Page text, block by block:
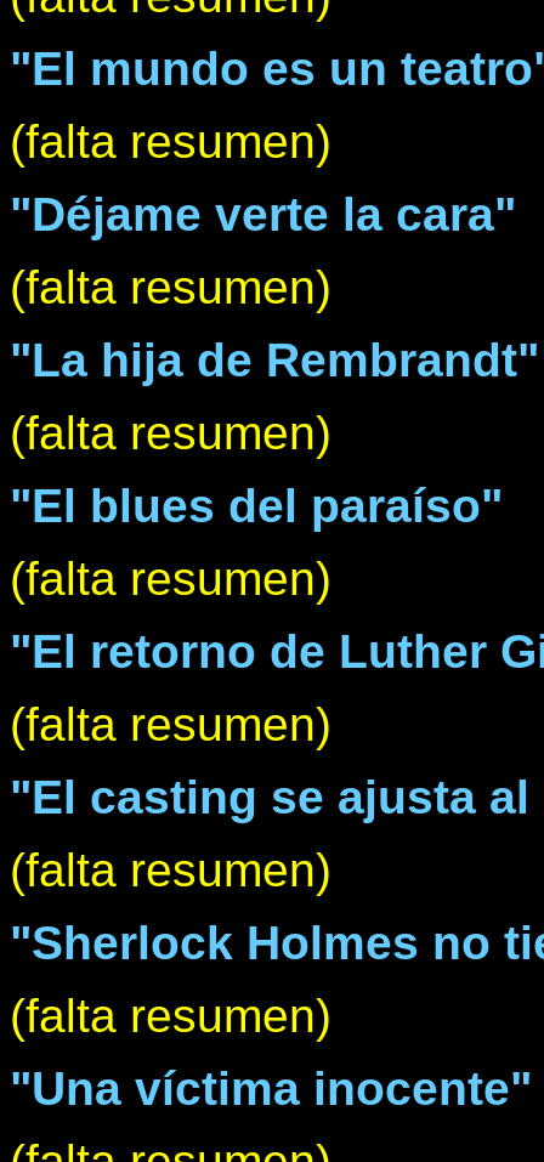
"El mundo es un
(falta resumen)
"Déjame verte la cara"
(falta resumen)
"La hija de Rembrandt"
(falta resumen)
"El blues del paraíso"
(falta resumen)
"El retorno de Luther
(falta resumen)
"El casting se ajusta
(falta resumen)
"Sherlock Holmes no
(falta resumen)
"Una víctima inocente"